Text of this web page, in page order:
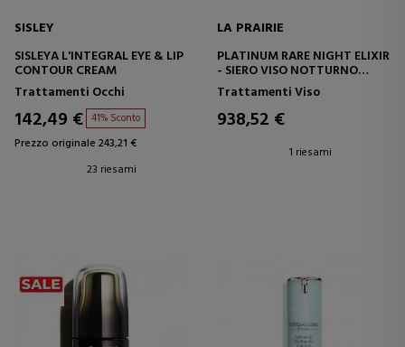
SISLEY
SISLEYA L'INTEGRAL EYE & LIP
CONTOUR CREAM
Trattamenti Occhi
142,49 € 41% Sconto
Prezzo originale 243,21 €
23 riesami
LA PRAIRIE
PLATINUM RARE NIGHT ELIXIR
- SIERO VISO NOTTURNO
RINGIOVANENTE
Trattamenti Viso
938,52 €
1 riesami